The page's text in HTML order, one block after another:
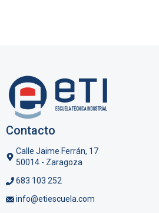
Contacto
Calle Jaime Ferrán, 17
50014 - Zaragoza
683 103 252
info@etiescuela.com